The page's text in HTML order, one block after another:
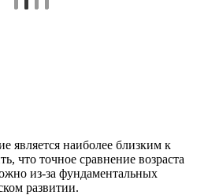
является наиболее близким к
что точное сравнение возраста
из-за фундаментальных
развитии.